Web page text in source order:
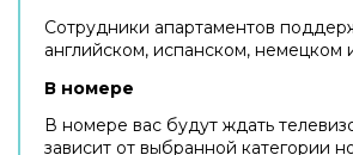
Сотрудники апартаментов
английском, испанском, немецком
В номере
В номере вас будут ждать
зависит от выбранной категории